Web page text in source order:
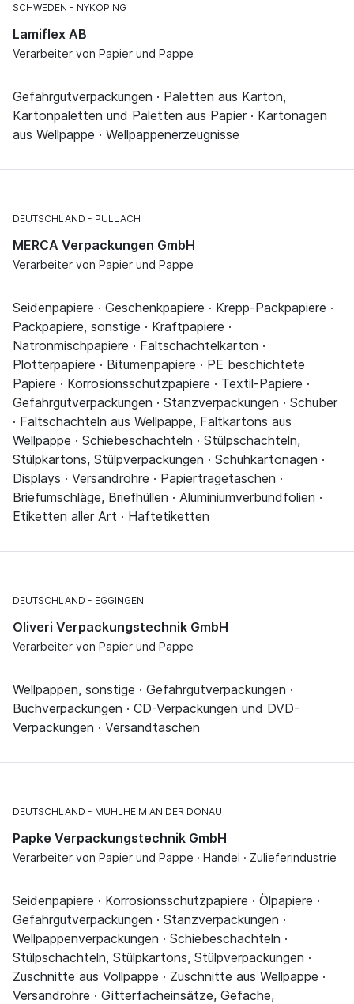
SCHWEDEN NYKÖPING
Lamiflex AB
Verarbeiter von Papier und Pappe
Gefahrgutverpackungen · Paletten aus Karton,
Kartonpaletten und Paletten aus Papier · Kartonagen
aus Wellpappe · Wellpappenerzeugnisse
DEUTSCHLAND PULLACH
MERCA Verpackungen GmbH
Verarbeiter von Papier und Pappe
Seidenpapiere · Geschenkpapiere · Krepp-Packpapiere ·
Packpapiere, sonstige · Kraftpapiere ·
Natronmischpapiere · Faltschachtelkarton ·
Plotterpapiere · Bitumenpapiere · PE beschichtete
Papiere · Korrosionsschutzpapiere · Textil-Papiere ·
Gefahrgutverpackungen · Stanzverpackungen · Schuber
· Faltschachteln aus Wellpappe, Faltkartons aus
Wellpappe · Schiebeschachteln · Stülpschachteln,
Stülpkartons, Stülpverpackungen · Schuhkartonagen ·
Displays · Versandrohre · Papiertragetaschen ·
Briefumschläge, Briefhüllen · Aluminiumverbundfolien ·
Etiketten aller Art · Haftetiketten
DEUTSCHLAND EGGINGEN
Oliveri Verpackungstechnik GmbH
Verarbeiter von Papier und Pappe
Wellpappen, sonstige · Gefahrgutverpackungen ·
Buchverpackungen · CD-Verpackungen und DVD-
Verpackungen · Versandtaschen
DEUTSCHLAND MÜHLHEIM AN DER DONAU
Papke Verpackungstechnik GmbH
Verarbeiter von Papier und Pappe · Handel · Zulieferindustrie
Seidenpapiere · Korrosionsschutzpapiere · Ölpapiere ·
Gefahrgutverpackungen · Stanzverpackungen ·
Wellpappenverpackungen · Schiebeschachteln ·
Stülpschachteln, Stülpkartons, Stülpverpackungen ·
Zuschnitte aus Vollpappe · Zuschnitte aus Wellpappe ·
Versandrohre · Gitterfacheinsätze, Gefache,